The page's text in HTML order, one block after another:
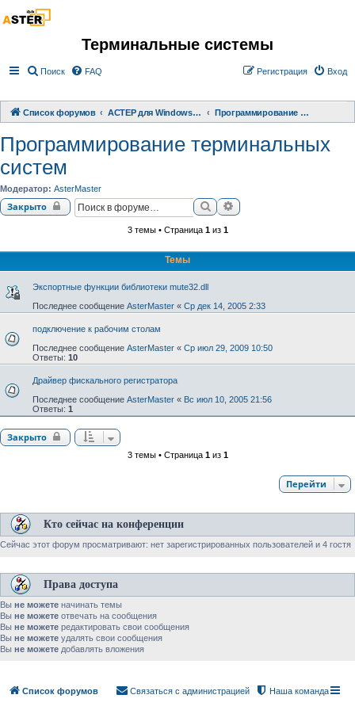
Терминальные системы
Поиск FAQ Вход
Регистрация
Список форумов АСТЕР для Windows 2000/XP/ 7/ 8/ 10 Программирование терминальных систем
Программирование терминальных
систем
Модератор: AsterMaster
Закрыто ПоискРасширенный поиск
3 темы • Страница 1из 1
Темы
Экспортные функции библиотеки mute32.dll
Последнее сообщение AsterMaster « Ср дек 14, 2005 2:33
подключение к рабочим столам
Последнее сообщение AsterMaster « Ср июл 29, 2009 10:50
Ответы: 10
Драйвер фискального регистратора
Последнее сообщение AsterMaster « Вс июл 10, 2005 21:56
Ответы: 1
Закрыто
3 темы • Страница 1из 1
Перейти
Кто сейчас на конференции
Сейчас этот форум просматривают: нет зарегистрированных пользователей и 4 гостя
Права доступа
Вы не можете начинать темы
Вы не можете отвечать на сообщения
Вы не можете редактировать свои сообщения
Вы не можете удалять свои сообщения
Вы не можете добавлять вложения
Список форумов Наша команда
Связаться с администрацией